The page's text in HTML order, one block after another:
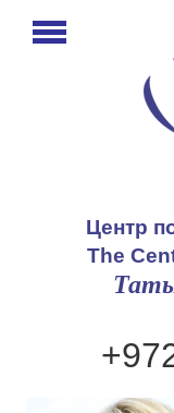
Центр
The